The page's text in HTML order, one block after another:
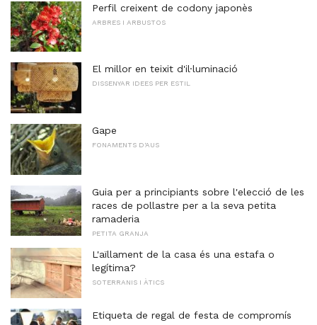
Perfil creixent de codony japonès
ARBRES I ARBUSTOS
El millor en teixit d'il·luminació
DISSENYAR IDEES PER ESTIL
Gape
FONAMENTS D'AUS
Guia per a principiants sobre l'elecció de les
races de pollastre per a la seva petita
ramaderia
PETITA GRANJA
L'aïllament de la casa és una estafa o
legítima?
SOTERRANIS I ÀTICS
Etiqueta de regal de festa de compromís